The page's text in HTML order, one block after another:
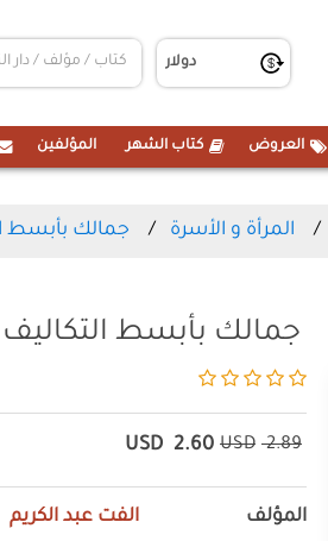
العروض كتاب الشهر المؤلفين
المرأة و الأسرة جمالك بأبسط
جمالك بأبسط التكاليف
2.89
USD
2.60
USD
المؤلف الفت عبد الكريم